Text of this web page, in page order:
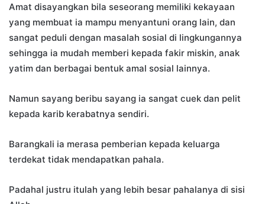
Amat disayangkan bila seseorang memiliki kekayaan
yang membuat ia mampu menyantuni orang lain, dan
sangat peduli dengan masalah sosial di lingkungannya
sehingga ia mudah memberi kepada fakir miskin, anak
yatim dan berbagai bentuk amal sosial lainnya.
Namun sayang beribu sayang ia sangat cuek dan pelit
kepada karib kerabatnya sendiri.
Barangkali ia merasa pemberian kepada keluarga
terdekat tidak mendapatkan pahala.
Padahal justru itulah yang lebih besar pahalanya di sisi